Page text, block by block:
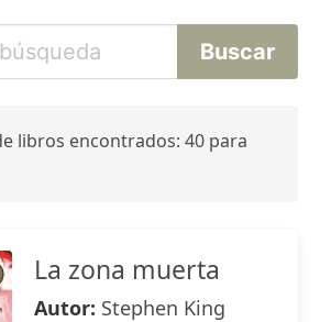
libros encontrados: 40 para
La zona muerta
Autor: Stephen King